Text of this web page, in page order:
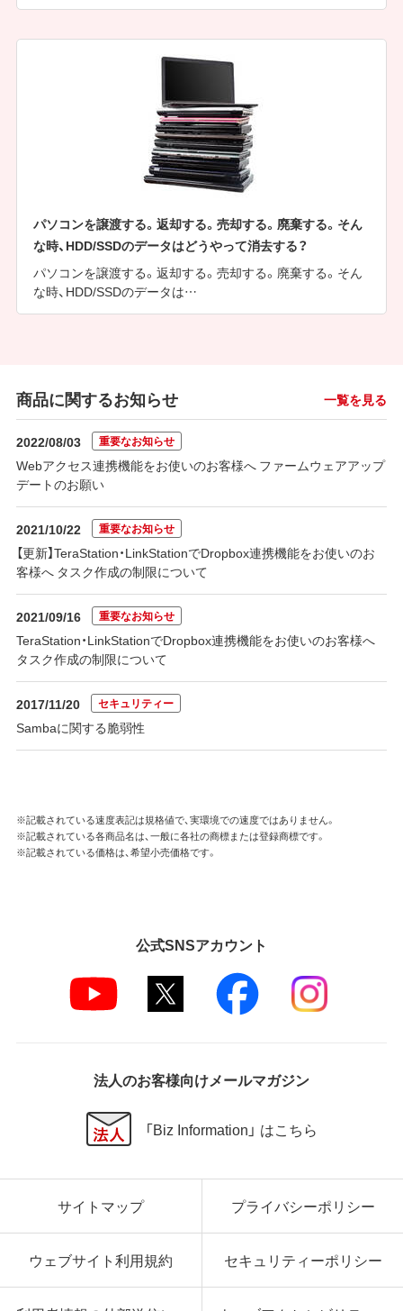
パソコンを譲渡する。返却する。売却する。廃棄する。そん
な時、HDD/SSDのデータはどうやって消去する？
パソコンを譲渡する。返却する。売却する。廃棄する。そん
な時、HDD/SSDのデータは…
商品に関するお知らせ 一覧を見る
2022/08/03 重要なお知らせ
Webアクセス連携機能をお使いのお客様へ ファームウェアアップ
デートのお願い
2021/10/22 重要なお知らせ
【更新】TeraStation・LinkStationでDropbox連携機能をお使いのお
客様へ タスク作成の制限について
2021/09/16 重要なお知らせ
TeraStation・LinkStationでDropbox連携機能をお使いのお客様へ
タスク作成の制限について
2017/11/20 セキュリティー
Sambaに関する脆弱性
※記載されている速度表記は規格値で、実環境での速度ではありません。
※記載されている各商品名は、一般に各社の商標または登録商標です。
※記載されている価格は、希望小売価格です。
公式SNSアカウント
法人のお客様向けメールマガジン
「Biz Information」 はこちら
サイトマップ プライバシーポリシー
ウェブサイト利用規約 セキュリティーポリシー